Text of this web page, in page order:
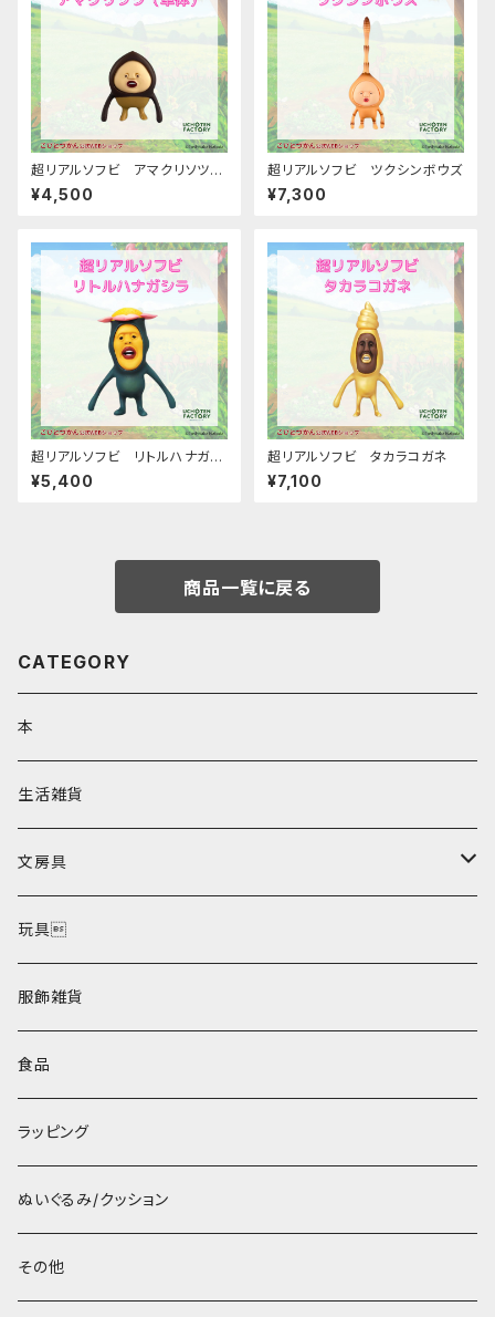
超リアルソフビ アマクリソツ
（単体）
¥4,500
超リアルソフビ ツクシンボウズ
¥7,300
超リアルソフビ リトルハナガシ
ラ
¥5,400
超リアルソフビ タカラコガネ
¥7,100
商品一覧に戻る
CATEGORY
本
生活雑貨
文房具
ポストカード
玩具
服飾雑貨
食品
ラッピング
ぬいぐるみ/クッション
その他